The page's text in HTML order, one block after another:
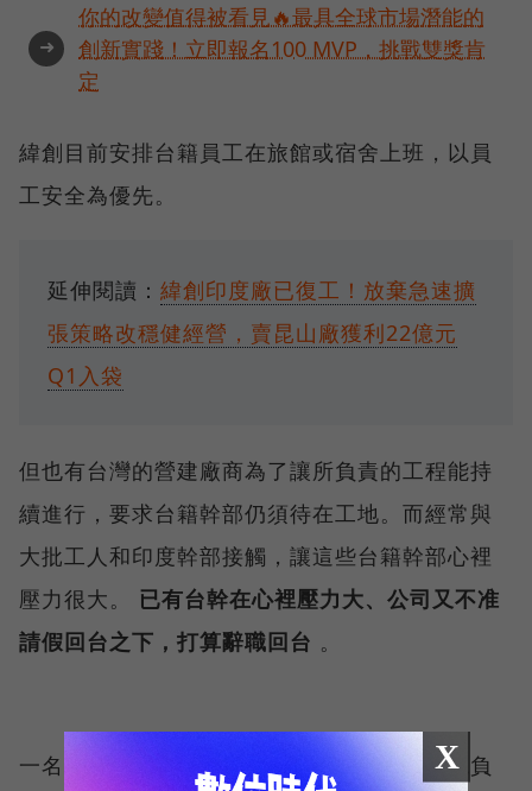
➜
你的改變值得被看見🔥最具全球市場潛能的
創新實踐！立即報名100 MVP，挑戰雙獎肯
定
緯創目前安排台籍員工在旅館或宿舍上班，以員
工安全為優先。
延伸閱讀： 緯創印度廠已復工！放棄急速擴
張策略改穩健經營，賣昆山廠獲利22億元
Q1入袋
但也有台灣的營建廠商為了讓所負責的工程能持
續進行，要求台籍幹部仍須待在工地。而經常與
大批工人和印度幹部接觸，讓這些台籍幹部心裡
壓力很大。 已有台幹在心裡壓力大、公司又不准
請假回台之下，打算辭職回台 。
一名營建廠商的台幹說，公司雖稱安排了醫院負
X